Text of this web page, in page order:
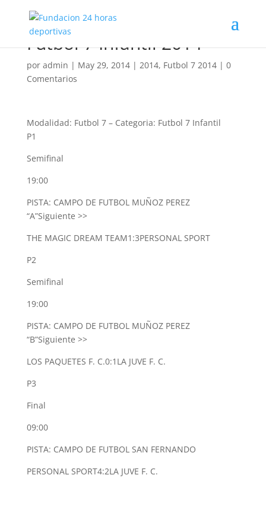
Futbol 7 Infantil 2014
por admin | May 29, 2014| 2014, Futbol 7 2014| 0
Comentarios
Modalidad: Futbol 7– Categoria: Futbol 7 Infantil
P1
Semifinal
19:00
PISTA: CAMPO DE FUTBOL MUÑOZ PEREZ
“A”Siguiente >>
THE MAGIC DREAM TEAM1:3PERSONAL SPORT
P2
Semifinal
19:00
PISTA: CAMPO DE FUTBOL MUÑOZ PEREZ
“B”Siguiente >>
LOS PAQUETES F. C.0:1 LA JUVE F. C.
P3
Final
09:00
PISTA: CAMPO DE FUTBOL SAN FERNANDO
PERSONAL SPORT4:2LA JUVE F. C.